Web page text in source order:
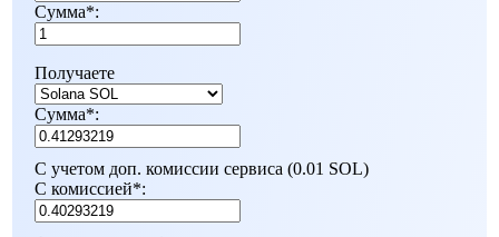
Сумма*:
Получаете
Сумма*:
С учетом доп. комиссии сервиса (0.01 SOL)
С комиссией*: